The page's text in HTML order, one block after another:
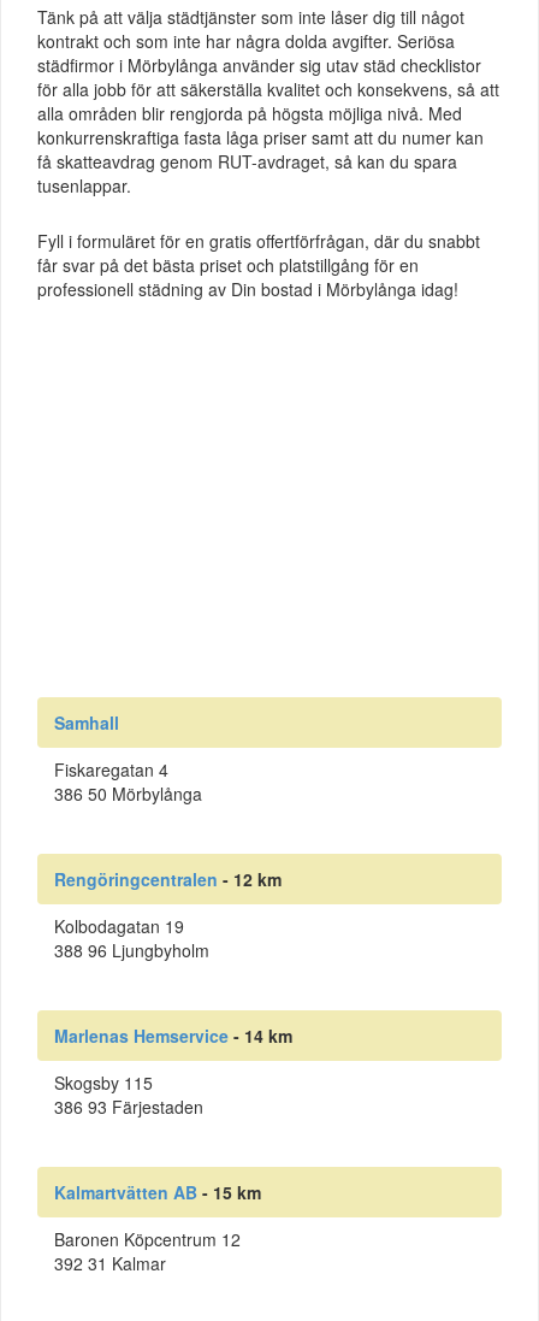
Tänk på att välja städtjänster som inte låser dig till något
kontrakt och som inte har några dolda avgifter. Seriösa
städfirmor i Mörbylånga använder sig utav städ checklistor
för alla jobb för att säkerställa kvalitet och konsekvens, så att
alla områden blir rengjorda på högsta möjliga nivå. Med
konkurrenskraftiga fasta låga priser samt att du numer kan
få skatteavdrag genom RUT-avdraget, så kan du spara
tusenlappar.
Fyll i formuläret för en gratis offertförfrågan, där du snabbt
får svar på det bästa priset och platstillgång för en
professionell städning av Din bostad i Mörbylånga idag!
Samhall
Fiskaregatan 4
386 50 Mörbylånga
Rengöringcentralen - 12 km
Kolbodagatan 19
388 96 Ljungbyholm
Marlenas Hemservice - 14 km
Skogsby 115
386 93 Färjestaden
Kalmartvätten AB - 15 km
Baronen Köpcentrum 12
392 31 Kalmar